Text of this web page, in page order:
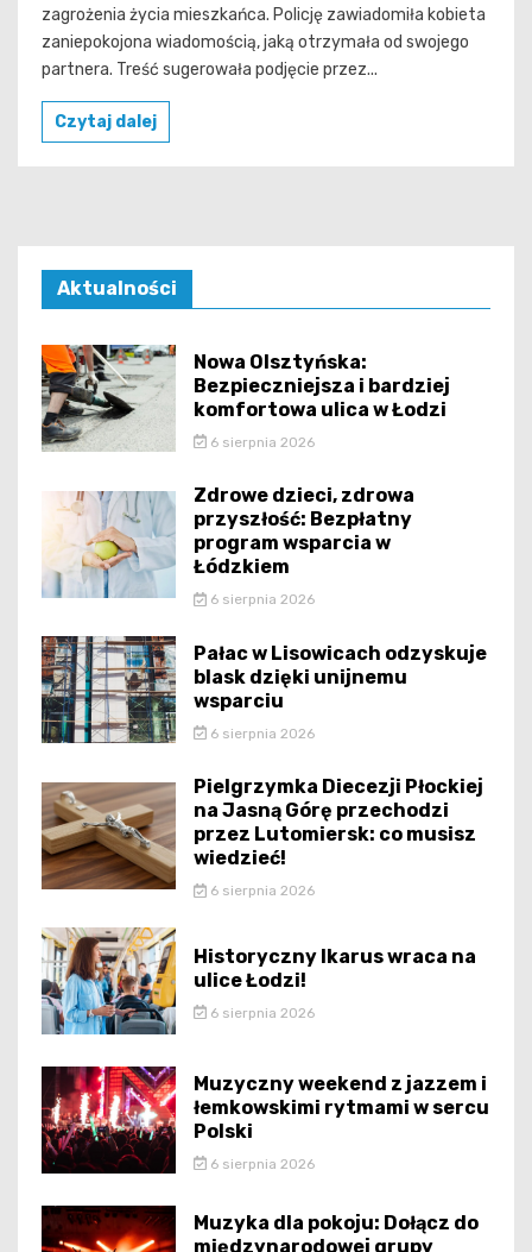
zagrożenia życia mieszkańca. Policję zawiadomiła kobieta
zaniepokojona wiadomością, jaką otrzymała od swojego
partnera. Treść sugerowała podjęcie przez...
Czytaj dalej
Aktualności
Nowa Olsztyńska:
Bezpieczniejsza i bardziej
komfortowa ulica w Łodzi
6 sierpnia 2026
Zdrowe dzieci, zdrowa
przyszłość: Bezpłatny
program wsparcia w
Łódzkiem
6 sierpnia 2026
Pałac w Lisowicach odzyskuje
blask dzięki unijnemu
wsparciu
6 sierpnia 2026
Pielgrzymka Diecezji Płockiej
na Jasną Górę przechodzi
przez Lutomiersk: co musisz
wiedzieć!
6 sierpnia 2026
Historyczny Ikarus wraca na
ulice Łodzi!
6 sierpnia 2026
Muzyczny weekend z jazzem i
łemkowskimi rytmami w sercu
Polski
6 sierpnia 2026
Muzyka dla pokoju: Dołącz do
międzynarodowej grupy